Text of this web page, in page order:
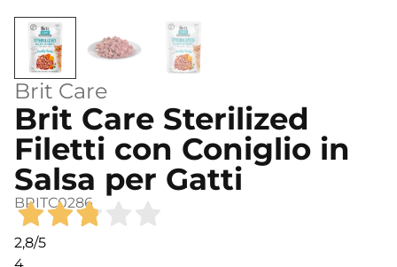
Brit Care
Brit Care Sterilized
Filetti con Coniglio in
Salsa per Gatti
BRITC0286
2,8/5